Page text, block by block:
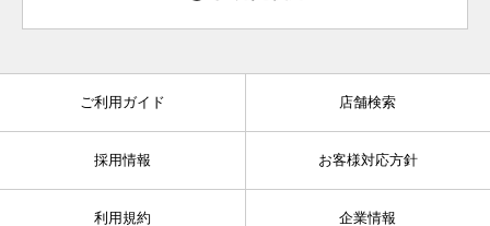
ご利用ガイド 店舗検索
採用情報 お客様対応方針
利用規約 企業情報